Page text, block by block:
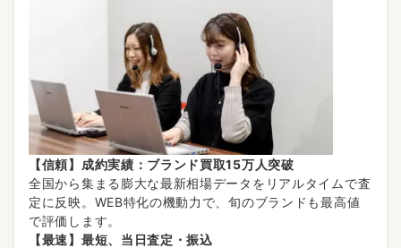
【信頼】成約実績：ブランド買取15万人突破
全国から集まる膨大な最新相場データをリアルタイムで査
定に反映。WEB特化の機動力で、旬のブランドも最高値
で評価します。
【最速】最短、当日査定・振込